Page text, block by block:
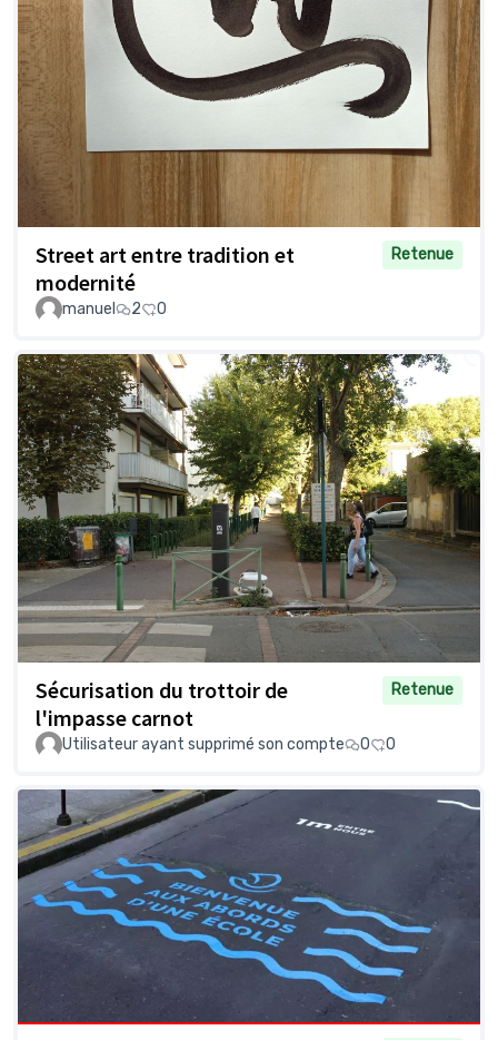
Street art entre tradition et
modernité
Retenue
manuel 2 0
Sécurisation du trottoir de
l'impasse carnot
Retenue
Utilisateur ayant supprimé son compte 0 0